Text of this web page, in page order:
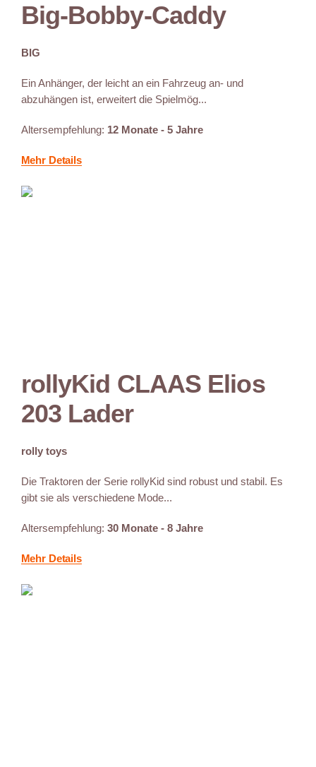
Big-Bobby-Caddy
BIG
Ein Anhänger, der leicht an ein Fahrzeug an- und
abzuhängen ist, erweitert die Spielmög...
Altersempfehlung: 12 Monate - 5 Jahre
Mehr Details
rollyKid CLAAS Elios
203 Lader
rolly toys
Die Traktoren der Serie rollyKid sind robust und stabil. Es
gibt sie als verschiedene Mode...
Altersempfehlung: 30 Monate - 8 Jahre
Mehr Details